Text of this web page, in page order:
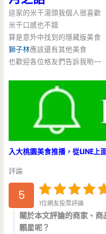
這家的米干湯頭我個人很喜歡
米干口感也不錯
算是意外中找到的隱藏版美食
獅子林應該還有其他美食
也歡迎各位格友們告訴我喲~~
入大桃園美食推播，從LINE上
評論
5
1位網友投票評論
關於本文評論的商家、
顆星呢？